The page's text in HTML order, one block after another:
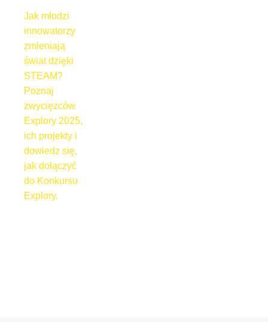
Jak młodzi
innowatorzy
zmieniają
świat dzięki
STEAM?
Poznaj
zwycięzców
Explory 2025,
ich projekty i
dowiedz się,
jak dołączyć
do Konkursu
Explory.